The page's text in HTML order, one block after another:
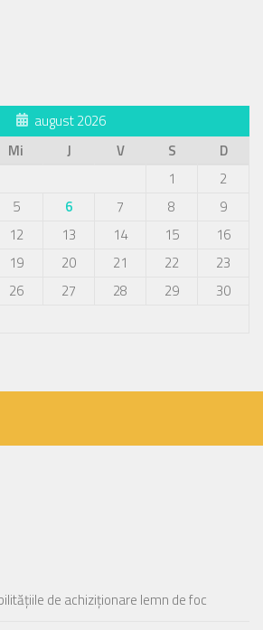
august 2026
Mi J V S
D
1
2
5 6 7 8
9
12 13 14 15
16
19 20 21 22
23
26 27 28 29
30
de achiziționare lemn de foc